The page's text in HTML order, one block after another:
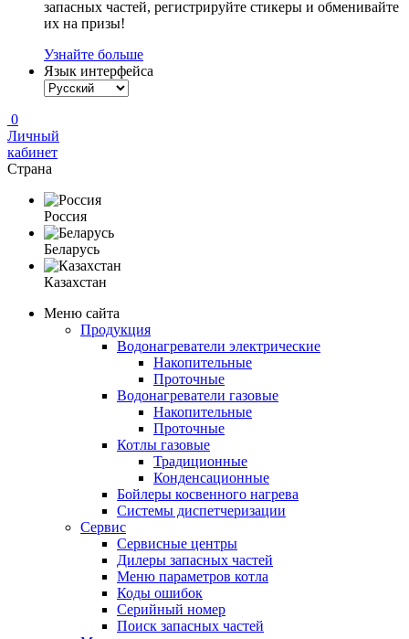
запасных частей, регистрируйте стикеры и обменивайте
их на призы!
Узнайте больше
Язык интерфейса
0
Личный
кабинет
Страна
Россия
Беларусь
Казахстан
Меню сайта
Продукция
Водонагреватели электрические
Накопительные
Проточные
Водонагреватели газовые
Накопительные
Проточные
Котлы газовые
Традиционные
Конденсационные
Бойлеры косвенного нагрева
Системы диспетчеризации
Сервис
Сервисные центры
Дилеры запасных частей
Меню параметров котла
Коды ошибок
Серийный номер
Поиск запасных частей